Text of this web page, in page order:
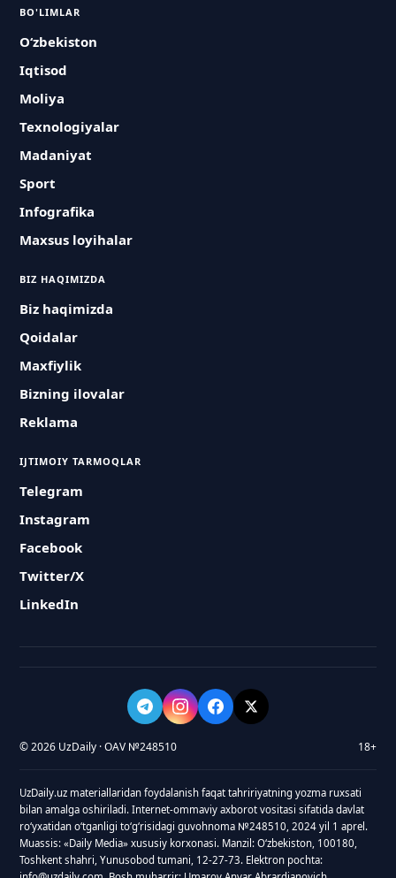
BO'LIMLAR
O‘zbekiston
Iqtisod
Moliya
Texnologiyalar
Madaniyat
Sport
Infografika
Maxsus loyihalar
BIZ HAQIMIZDA
Biz haqimizda
Qoidalar
Maxfiylik
Bizning ilovalar
Reklama
IJTIMOIY TARMOQLAR
Telegram
Instagram
Facebook
Twitter/X
LinkedIn
© 2026 UzDaily · OAV №248510 18+
UzDaily.uz materiallaridan foydalanish faqat tahririyatning yozma ruxsati
bilan amalga oshiriladi. Internet-ommaviy axborot vositasi sifatida davlat
roʻyxatidan oʻtganligi toʻgʻrisidagi guvohnoma №248510, 2024 yil 1 aprel.
Muassis: «Daily Media» xususiy korxonasi. Manzil: Oʻzbekiston, 100180,
Toshkent shahri, Yunusobod tumani, 12-27-73. Elektron pochta: